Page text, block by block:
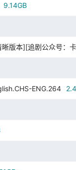
9.14GB
版本][追剧公众号：
ENG.264